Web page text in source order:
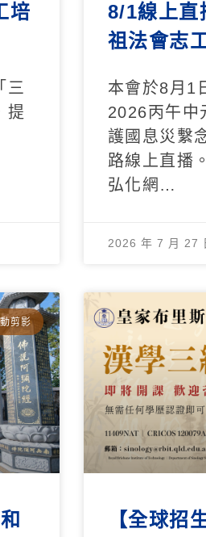
培
三
提
8/1線上直
祖法會志
本會於8月1
2026丙午中
護國息災繫
路線上直播
弘化網…
2026 年 7 月 27
剪影
【全球招